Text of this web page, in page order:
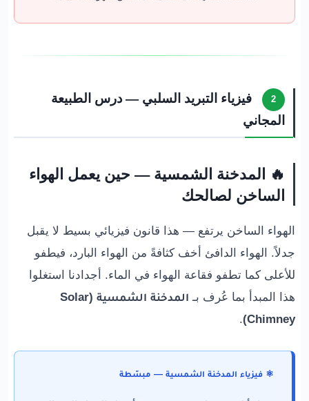
2
فيزياء التبريد السلبي — درس الطبيعة
المجاني
🔥 المدخنة الشمسية — حين يعمل الهواء
الساخن لصالحك
الهواء الساخن يرتفع — هذا قانون فيزيائي بسيط لا يقبل
جدلاً. الهواء الدافئ أخف كثافةً من الهواء البارد، فيطفو
للأعلى كما تطفو فقاعة الهواء في الماء. أجدادنا استغلوا
هذا المبدأ بما عُرف بـ
المدخنة الشمسية (Solar
Chimney)
.
⚛️ فيزياء المدخنة الشمسية — مبسّطة